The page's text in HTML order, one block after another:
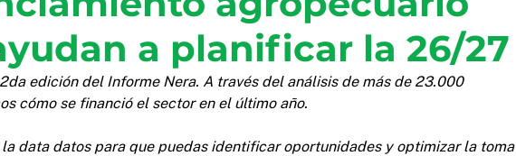
a planificar la 26/27
edición del Informe Nera. A través del análisis de más de 23.000
cómo se financió el sector en el último año.
la data datos para que puedas identificar oportunidades y optimizar la toma